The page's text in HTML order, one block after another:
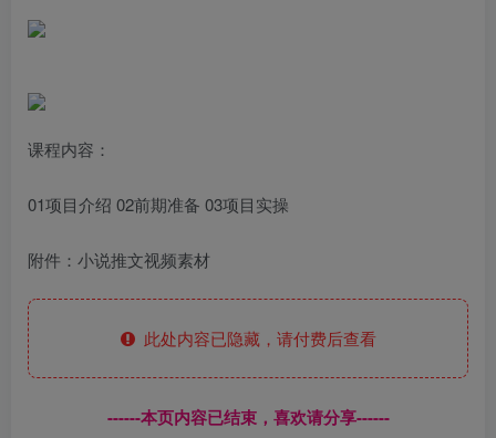
课程内容：
01项目介绍 02前期准备 03项目实操
附件：小说推文视频素材
此处内容已隐藏，请付费后查看
------本页内容已结束，喜欢请分享------